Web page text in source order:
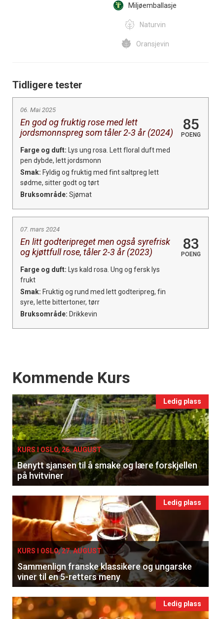
Miljøemballasje
Naturvin
Oransjevin
Tidligere tester
06. Mai 2025
En god og fruktig rose med lett
jordsmonnspreg som tåler 2-3 år (2024)
85
POENG
Farge og duft: Lys ung rosa. Lett floral duft med
pen dybde, lett jordsmonn
Smak: Fyldig og fruktig med fint saltpreg lett
sødme, sitter godt og tørt
Bruksområde: Sjømat
07. mars 2024
En litt godteripreget men også syrefrisk
og kjøttfull rose, tåler 2-3 år (2023)
83
POENG
Farge og duft: Lys kald rosa. Ung og fersk lys
frukt
Smak: Fruktig og rund med lett godteripreg, fin
syre, lette bittertoner, tørr
Bruksområde: Drikkevin
Events
Kommende Kurs
Ledig plass
KURS I OSLO, 26. AUGUST
Benytt sjansen til å smake og lære forskjellen
på hvitviner
Ledig plass
KURS I OSLO, 27. AUGUST
Sammenlign franske klassikere og ungarske
viner til en 5-retters meny
Ledig plass